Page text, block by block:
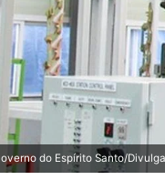
do Espírito Santo/